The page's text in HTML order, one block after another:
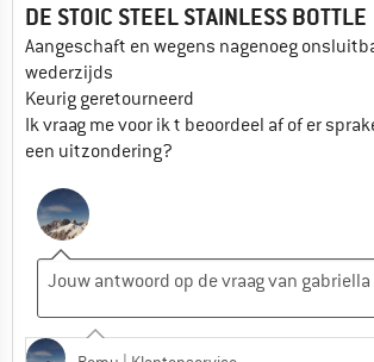
DE STOIC STEEL STAINLESS BOTTLE
Aangeschaft en wegens nagenoeg
wederzijds
Keurig geretourneerd
Ik vraag me voor ik t beoordeel af of er
een uitzondering?